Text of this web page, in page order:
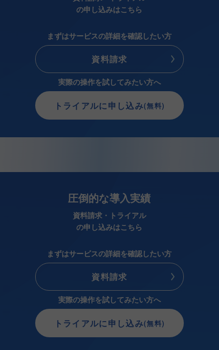
の申し込みはこちら
まずはサービスの詳細を確認したい方
資料請求
実際の操作を試してみたい方へ
トライアルに申し込み(無料)
圧倒的な導入実績
資料請求・トライアル
の申し込みはこちら
まずはサービスの詳細を確認したい方
資料請求
実際の操作を試してみたい方へ
トライアルに申し込み(無料)